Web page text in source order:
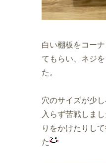
白い棚板をコー
てもらい、ネジ
た。
穴のサイズが少
入らず苦戦しま
りをかけたりし
た